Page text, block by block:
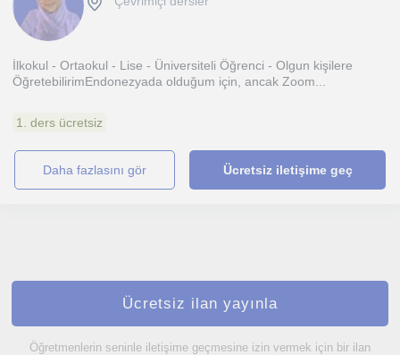
İlkokul - Ortaokul - Lise - Üniversiteli Öğrenci - Olgun kişilere
ÖğretebilirimEndonezyada olduğum için, ancak Zoom...
1. ders ücretsiz
daha fazlasını gör Ücretsiz iletişime geç
Ücretsiz ilan yayınla
Öğretmenlerin seninle iletişime geçmesine izin vermek için bir ilan